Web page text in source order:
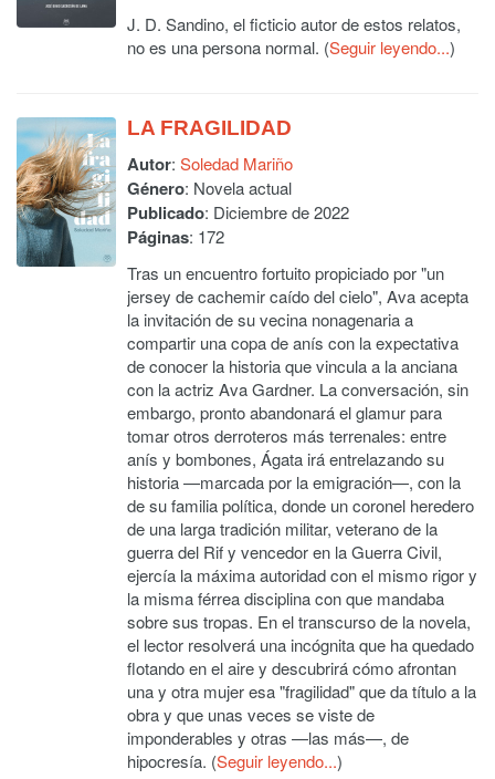
J. D. Sandino, el ficticio autor de estos relatos,
no es una persona normal. (Seguir leyendo...)
LA FRAGILIDAD
Autor: Soledad Mariño
Género: Novela actual
Publicado: Diciembre de 2022
Páginas: 172
Tras un encuentro fortuito propiciado por "un
jersey de cachemir caído del cielo", Ava acepta
la invitación de su vecina nonagenaria a
compartir una copa de anís con la expectativa
de conocer la historia que vincula a la anciana
con la actriz Ava Gardner. La conversación, sin
embargo, pronto abandonará el glamur para
tomar otros derroteros más terrenales: entre
anís y bombones, Ágata irá entrelazando su
historia —marcada por la emigración—, con la
de su familia política, donde un coronel heredero
de una larga tradición militar, veterano de la
guerra del Rif y vencedor en la Guerra Civil,
ejercía la máxima autoridad con el mismo rigor y
la misma férrea disciplina con que mandaba
sobre sus tropas. En el transcurso de la novela,
el lector resolverá una incógnita que ha quedado
flotando en el aire y descubrirá cómo afrontan
una y otra mujer esa "fragilidad" que da título a la
obra y que unas veces se viste de
imponderables y otras —las más—, de
hipocresía. (Seguir leyendo...)